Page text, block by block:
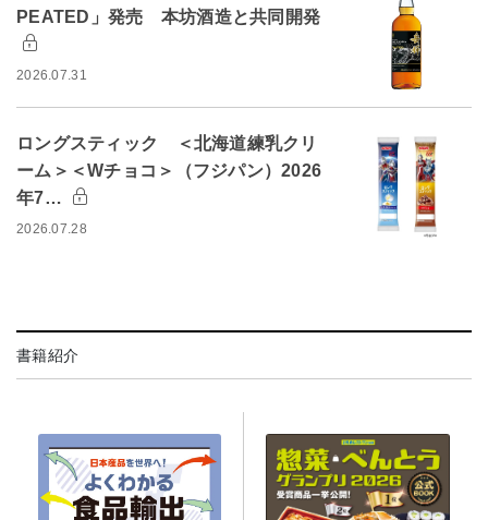
PEATED」発売 本坊酒造と共同開発
2026.07.31
ロングスティック ＜北海道練乳クリ
ーム＞＜Wチョコ＞（フジパン）2026
年7…
2026.07.28
書籍紹介